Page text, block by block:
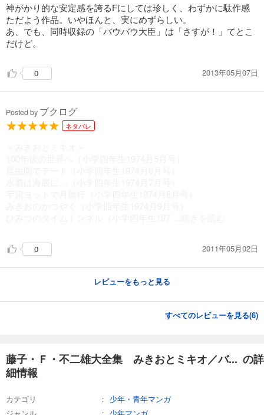
神がかり的な安定感を誇るFにしては珍しく、わずかに駄作感
ただよう作品。いやほんと、実にめずらしい。
あ、でも、同時収録の「バウバウ大臣」は「さすが！」てとこ
だけど。
0 2013年05月07日
Posted by ブクログ
ネタバレ
0 2011年05月02日
レビューをもっと見る
すべてのレビューを見る(6)
藤子・Ｆ・不二雄大全集 みきおとミキオ／バ... の詳
細情報
カテゴリ
少年・青年マンガ